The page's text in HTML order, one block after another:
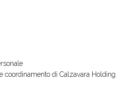
coordinamento di Calzavara Holding